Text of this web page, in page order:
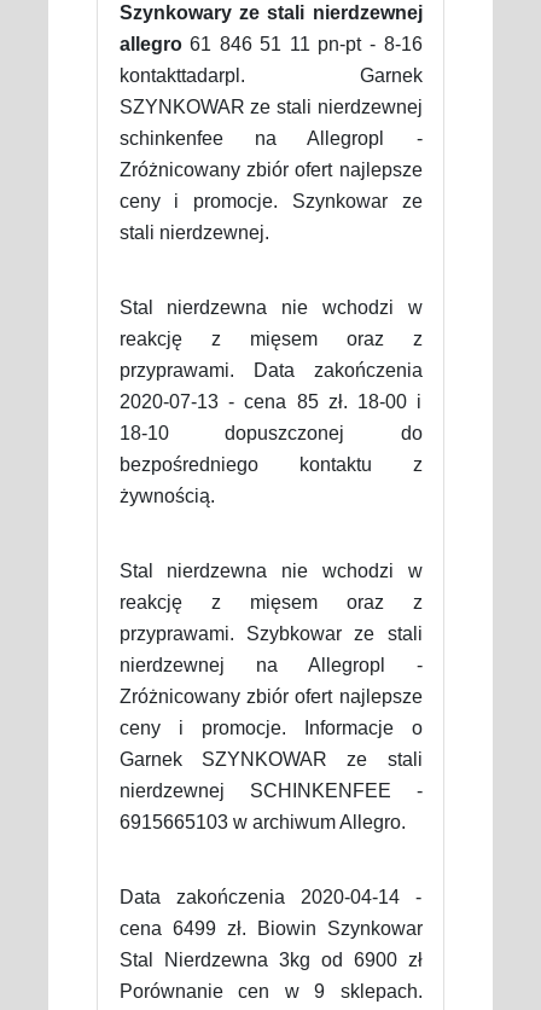
Szynkowary ze stali nierdzewnej
allegro61 846 51 11 pn-pt - 8-16
kontakttadarpl. Garnek
SZYNKOWAR ze stali nierdzewnej
schinkenfee na Allegropl -
Zróżnicowany zbiór ofert najlepsze
ceny i promocje. Szynkowar ze
stali nierdzewnej.
Stal nierdzewna nie wchodzi w
reakcję z mięsem oraz z
przyprawami. Data zakończenia
2020-07-13 - cena 85 zł. 18-00 i
18-10 dopuszczonej do
bezpośredniego kontaktu z
żywnością.
Stal nierdzewna nie wchodzi w
reakcję z mięsem oraz z
przyprawami. Szybkowar ze stali
nierdzewnej na Allegropl -
Zróżnicowany zbiór ofert najlepsze
ceny i promocje. Informacje o
Garnek SZYNKOWAR ze stali
nierdzewnej SCHINKENFEE -
6915665103 w archiwum Allegro.
Data zakończenia 2020-04-14 -
cena 6499 zł. Biowin Szynkowar
Stal Nierdzewna 3kg od 6900 zł
Porównanie cen w 9 sklepach.